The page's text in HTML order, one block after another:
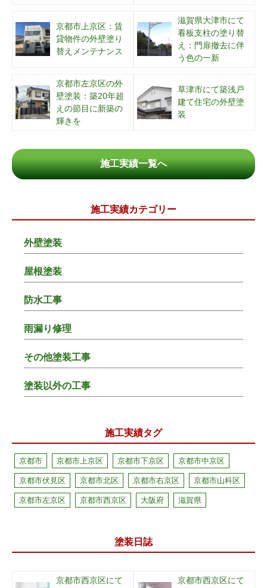
京都市上京区：賃
貸物件の外壁塗り
替えメンテナンス
滋賀県大津市にて
看板支柱の塗り替
え：門扉撤去に伴
う色の一新
京都市左京区の外
壁塗装：築20年超
えの節目に新築の
輝きを
草津市にて築浅戸
建て住宅の外壁塗
装
施工実績一覧へ
施工実績カテゴリー
外壁塗装
屋根塗装
防水工事
雨漏り修理
その他塗装工事
塗装以外の工事
施工実績タグ
京都市 京都市上京区 京都市下京区 京都市中京区
京都市伏見区 京都市北区 京都市右京区 京都市山科区
京都市左京区 京都市西京区 大阪府 滋賀県
塗装日誌
京都市西京区にて
京都市西京区にて